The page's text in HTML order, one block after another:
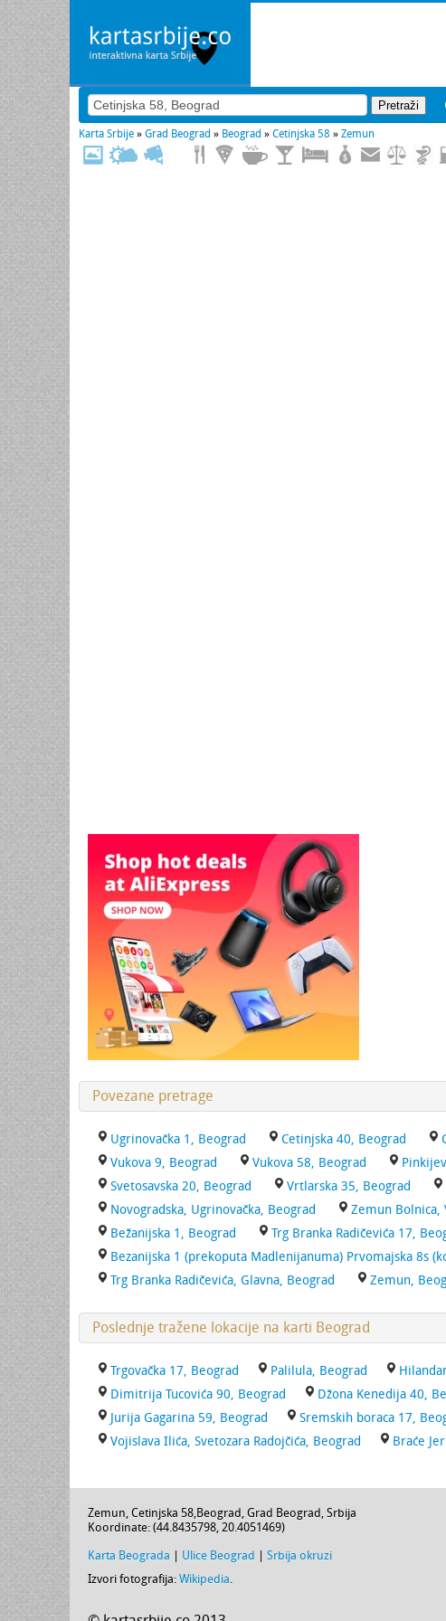
Karta Srbije » Grad Beograd » Beograd » Cetinjska 58 » Zemun
Povezane pretrage
Ugrinovačka 1, Beograd Cetinjska 40, Beograd
Vukova 9, Beograd
Vukova 58, Beograd
Svetosavska 20, Beograd
Vrtlarska 35, Beograd
Novogradska, Ugrinovačka, Beograd
Zemun Bolnica,
Bežanijska 1, Beograd
Trg Branka Radičevića 17,
Bezanijska 1 (prekoputa Madlenijanuma) Prvomajska 8s
Trg Branka Radičevića, Glavna, Beograd
Zemun,
Poslednje tražene lokacije na karti Beograd
Trgovačka 17, Beograd Palilula, Beograd
Dimitrija Tucovića 90, Beograd
Džona Kenedija 40,
Jurija Gagarina 59, Beograd
Sremskih boraca 17,
Vojislava Ilića, Svetozara Radojčića, Beograd
Braće
Zemun, Cetinjska 58,Beograd, Grad Beograd, Srbija
Koordinate: (44.8435798, 20.4051469)
Karta Beograda Ulice Beograd
Srbija okruzi
Izvori fotografija: Wikipedia.